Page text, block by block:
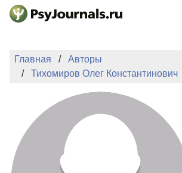
Перейти к основному содержанию
ИЗДАНИЯ
ПОДАТЬ РУКОПИСЬ
БАЗА ЗНАНИЙ
КЛЮЧЕВЫЕ СЛОВА
Регистрация
Главная
Авторы
Тихомиров Олег Константинович